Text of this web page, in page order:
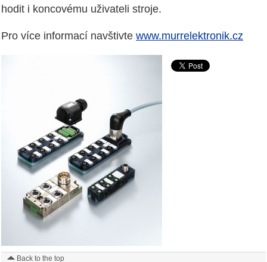
hodit i koncovému uživateli stroje.
Pro více informací navštivte www.murrelektronik.cz
Back to the top